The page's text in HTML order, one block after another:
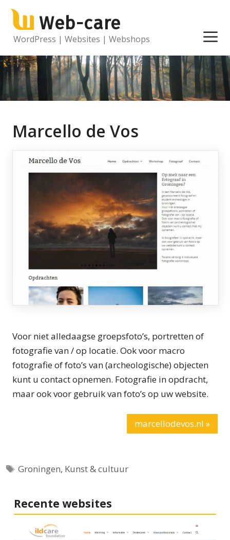
Ga
naar
Web-care
WordPress | Websites | Webshops
Marcello de Vos
Voor niet alledaagse groepsfoto’s, portretten of
fotografie van / op locatie. Ook voor macro
fotografie of foto’s van (archeologische) objecten
kunt u contact opnemen. Fotografie in opdracht,
maar ook voor gebruik van foto’s op uw website.
marcellodevos.nl »
Tags
Groningen, Kunst & cultuur
Recente websites